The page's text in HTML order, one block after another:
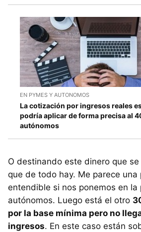
EN PYMES Y AUTONOMOS
La cotización por ingresos reales
podría aplicar de forma precisa al
autónomos
O destinando este dinero que
que de todo hay. Me parece una
entendible si nos ponemos en la
autónomos. Luego está el otro
por la base mínima pero no
ingresos. En este caso están